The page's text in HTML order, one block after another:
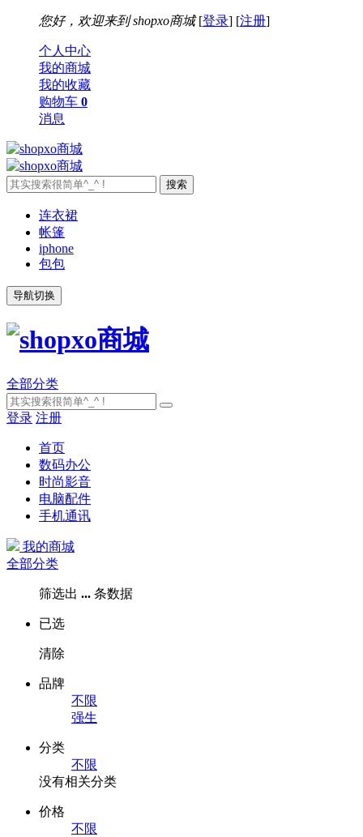
您好，欢迎来到 shopxo商城[登录] [注册]
个人中心
我的商城
我的收藏
购物车 0
消息
连衣裙
帐篷
iphone
包包
导航切换
全部分类
登录 注册
首页
数码办公
时尚影音
电脑配件
手机通讯
我的商城
全部分类
筛选出 ... 条数据
已选
清除
品牌
不限
强生
分类
不限
没有相关分类
价格
不限